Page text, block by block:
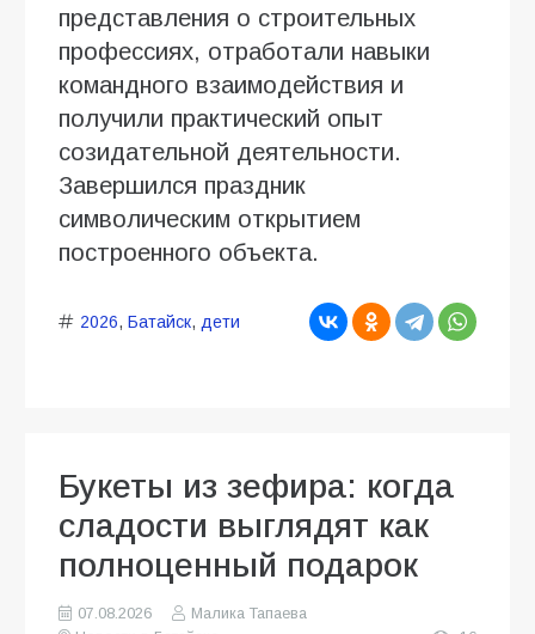
представления о строительных
профессиях, отработали навыки
командного взаимодействия и
получили практический опыт
созидательной деятельности.
Завершился праздник
символическим открытием
построенного объекта.
2026, Батайск, дети
Букеты из зефира: когда
сладости выглядят как
полноценный подарок
07.08.2026
Малика Тапаева